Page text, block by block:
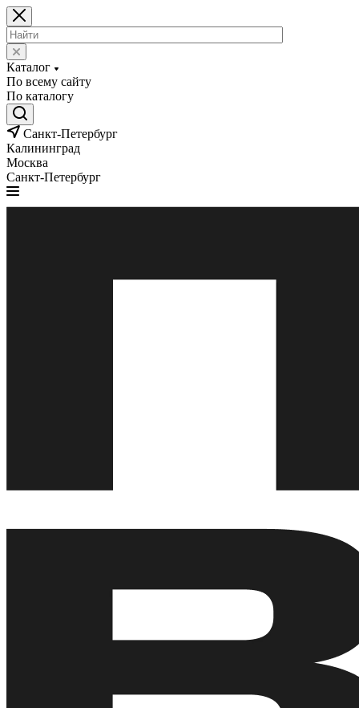
Каталог
По всему сайту
По каталогу
Санкт-Петербург
Калининград
Москва
Санкт-Петербург